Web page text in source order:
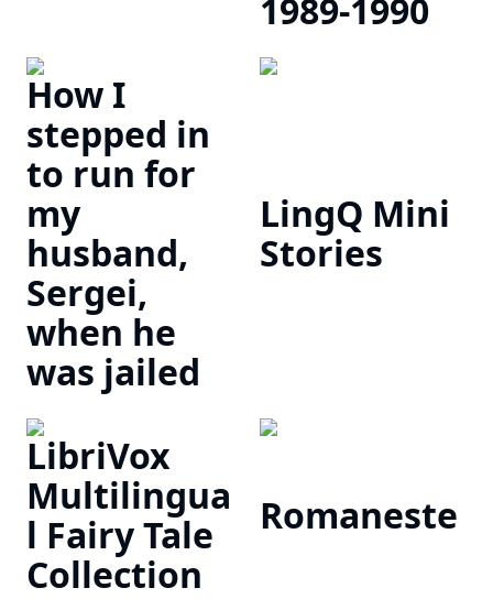
1989-1990
How I
stepped in
to run for
my
husband,
Sergei,
when he
was jailed
LingQ Mini
Stories
LibriVox
Multilingua
l Fairy Tale
Collection
Romaneste